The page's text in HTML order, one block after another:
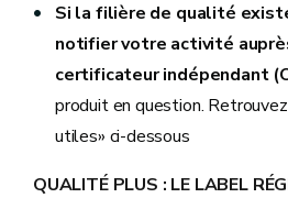
Si la filière de qualité
notifier votre activité
certificateur indépendant
produit en question.
utiles» ci-dessous
QUALITÉ PLUS : LE LABEL